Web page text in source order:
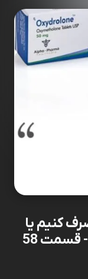
کنیم یا
58